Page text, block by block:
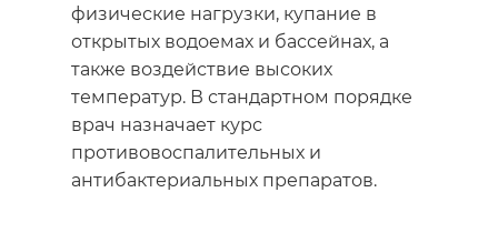
физические нагрузки, купание в
открытых водоемах и бассейнах, а
также воздействие высоких
температур. В стандартном порядке
врач назначает курс
противовоспалительных и
антибактериальных препаратов.